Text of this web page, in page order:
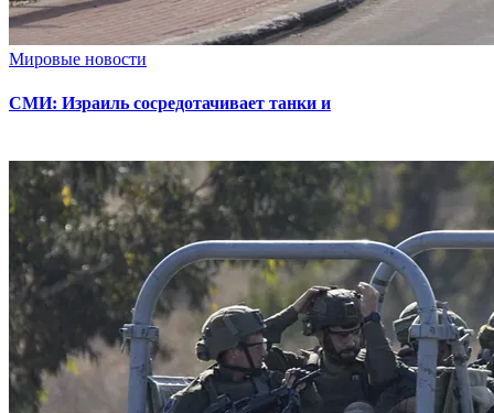
Мировые новости
СМИ: Израиль сосредотачивает танки и